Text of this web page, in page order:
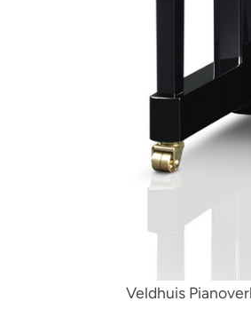
Veldhuis